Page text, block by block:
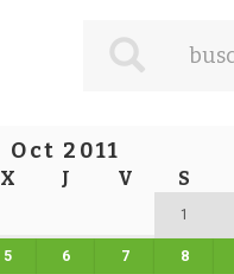
Oct 2011
X J V S
1
5 6 7 8